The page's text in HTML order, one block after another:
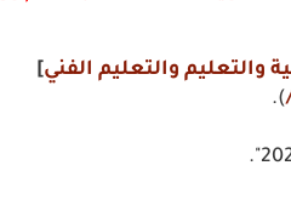
والتعليم والتعليم الفني]
).